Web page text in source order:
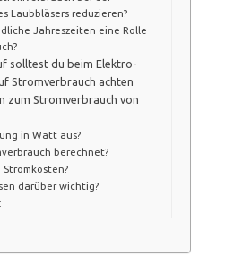
Laubbläsers reduzieren?
Jahreszeiten eine Rolle
solltest du beim Elektro-
Stromverbrauch achten
zum Stromverbrauch von
in Watt aus?
berechnet?
darüber wichtig?